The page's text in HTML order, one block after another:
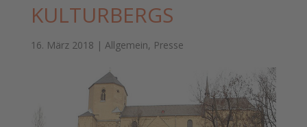
KULTURBERGS
16. März 2018 | Allgemein, Presse